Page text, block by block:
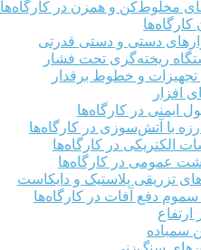
مخلوط‌کن و همزن در کارگاه‌ها
کارگاه‌ها
دستی و دستی قدرتی
ریخته‌گری تحت فشار
تجهیزات و خطوط برقدار
افزار
ایمنی در کارگاه‌ها
با آتش‌سوزی در کارگاه‌ها
الکتریکی در کارگاه‌ها
عمومی در کارگاه‌ها
تزریقی پلاستیک و دایکاست
سموم دفع آفات در کارگاه‌ها
ارتفاع
سمباده